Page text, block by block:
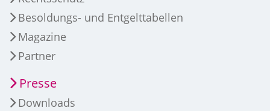
Besoldungs- und Entgelttabellen
Magazine
Partner
Presse
Downloads